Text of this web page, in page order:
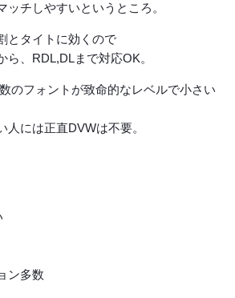
ッチしやすいというところ。
とタイトに効くので
ら、RDL,DLまで対応OK。
のフォントが致命的なレベルで小さい
人には正直DVWは不要。
ン多数